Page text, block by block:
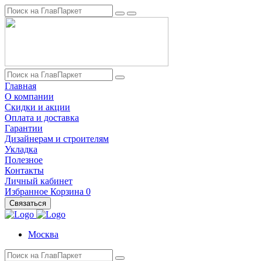
Главная
О компании
Скидки и акции
Оплата и доставка
Гарантии
Дизайнерам и строителям
Укладка
Полезное
Контакты
Личный кабинет
Избранное Корзина 0
Связаться
Москва